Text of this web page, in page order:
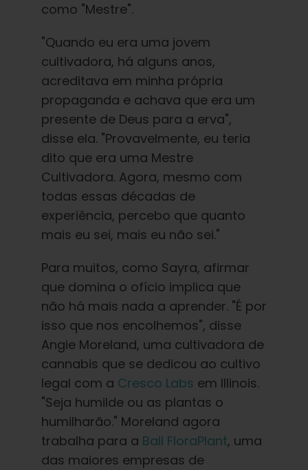
como "Mestre".
"Quando eu era uma jovem
cultivadora, há alguns anos,
acreditava em minha própria
propaganda e achava que era um
presente de Deus para a erva",
disse ela. "Provavelmente, eu teria
dito que era uma Mestre
Cultivadora. Agora, mesmo com
todas essas décadas de
experiência, percebo que quanto
mais eu sei, mais eu não sei."
Para muitos, como Sayra, afirmar
que domina o ofício implica que
não há mais nada a aprender. "É por
isso que nos encolhemos", disse
Angie Moreland, uma cultivadora de
cannabis que se dedicou ao cultivo
legal com a Cresco Labs em Illinois.
"Seja humilde ou as plantas o
humilharão." Moreland agora
trabalha para a Ball FloraPlant, uma
das maiores empresas de